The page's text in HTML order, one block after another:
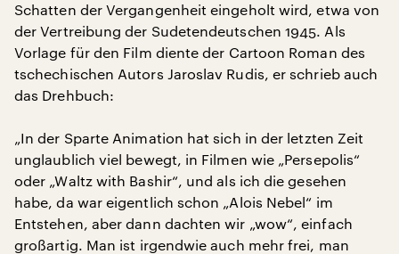
Schatten der Vergangenheit eingeholt wird, etwa von
der Vertreibung der Sudetendeutschen 1945. Als
Vorlage für den Film diente der Cartoon Roman des
tschechischen Autors Jaroslav Rudis, er schrieb auch
das Drehbuch:
„In der Sparte Animation hat sich in der letzten Zeit
unglaublich viel bewegt, in Filmen wie „Persepolis“
oder „Waltz with Bashir“, und als ich die gesehen
habe, da war eigentlich schon „Alois Nebel“ im
Entstehen, aber dann dachten wir „wow“, einfach
großartig. Man ist irgendwie auch mehr frei, man